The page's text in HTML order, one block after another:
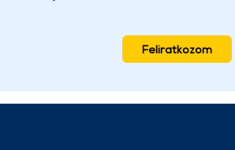
Feliratkozom